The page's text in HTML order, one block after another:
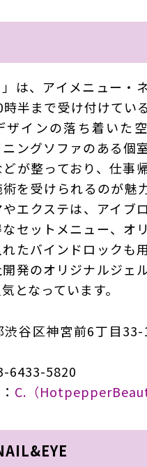
」は、アイメニュー・
半まで受け付けてい
ザインの落ち着いた
ングソファのある個
が整っており、仕事
を受けられるのが魅
エクステは、アイブ
セットメニュー、オ
たバインドロックも
発のオリジナルジェ
となっています。
渋谷区神宮前6丁目33-
6433-5820
C.（